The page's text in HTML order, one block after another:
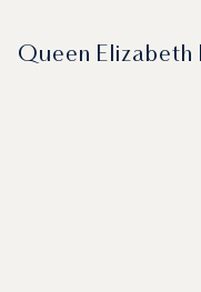
Queen Elizabeth